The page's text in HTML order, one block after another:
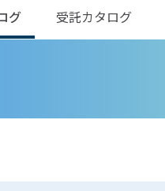
グ 受託カタログ